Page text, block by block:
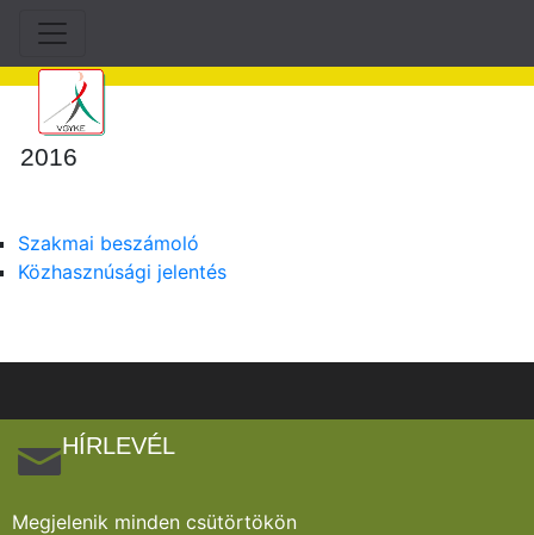
2016
Szakmai beszámoló
Közhasznúsági jelentés
HÍRLEVÉL
Megjelenik minden csütörtökön